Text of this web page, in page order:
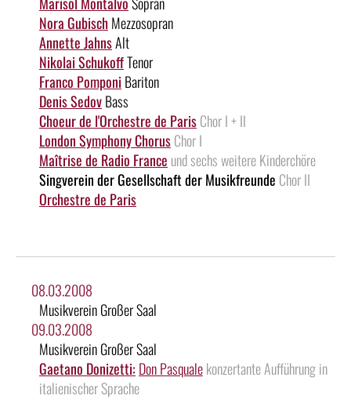
Nora GubischMezzosopran
Annette JahnsAlt
Nikolai SchukoffTenor
Franco Pomponi Bariton
Denis SedovBass
Choeur de l'Orchestre de ParisChor I + II
London Symphony ChorusChor I
Maîtrise de Radio France und sechs weitere Kinderchöre
Singverein der Gesellschaft der Musikfreunde Chor II
Orchestre de Paris
08.03.2008
Musikverein Großer Saal
09.03.2008
Musikverein Großer Saal
Gaetano Donizetti: Don Pasqualekonzertante Aufführung in
italienischer Sprache